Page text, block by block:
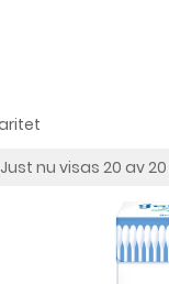
Just nu visas 20 av 20